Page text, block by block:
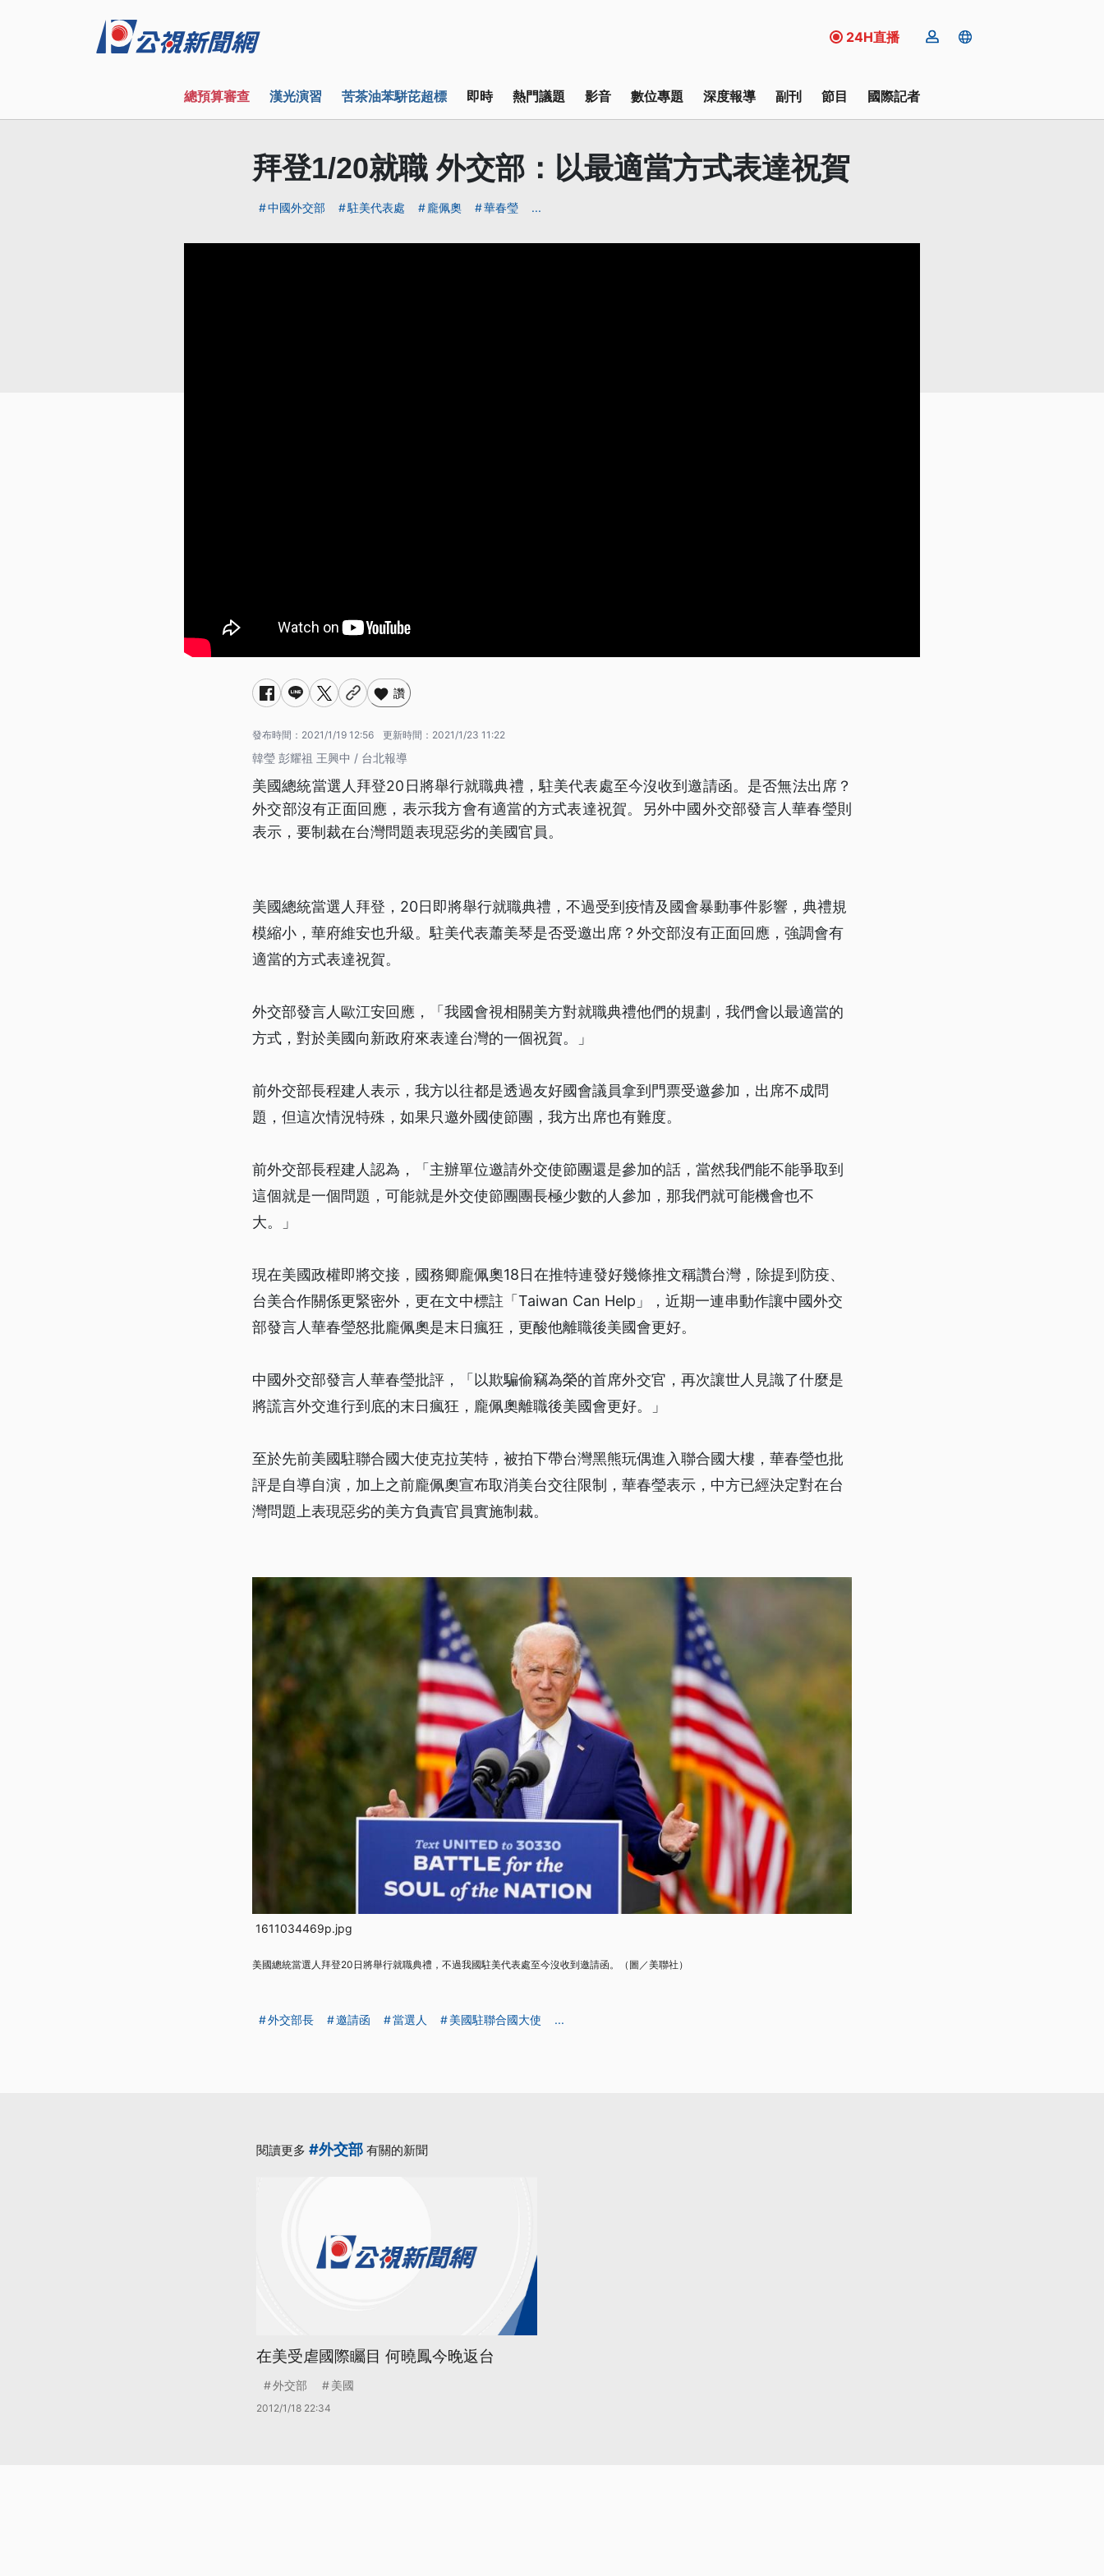
24H直播
總預算審查 漢光演習 苦茶油苯駢芘超標 即時 熱門議題 影音 數位專題 深度報導 副刊 節目 國際記者
拜登1/20就職 外交部：以最適當方式表達祝賀
中國外交部 駐美代表處 龐佩奧 華春瑩 ...
讚
發布時間： 2021/1/19 12:56 更新時間： 2021/1/23 11:22
韓瑩 彭耀祖 王興中 / 台北報導
美國總統當選人拜登20日將舉行就職典禮，駐美代表處至今沒收到邀請函。是否無法出席？
外交部沒有正面回應，表示我方會有適當的方式表達祝賀。另外中國外交部發言人華春瑩則
表示，要制裁在台灣問題表現惡劣的美國官員。
美國總統當選人拜登，20日即將舉行就職典禮，不過受到疫情及國會暴動事件影響，典禮規
模縮小，華府維安也升級。駐美代表蕭美琴是否受邀出席？外交部沒有正面回應，強調會有
適當的方式表達祝賀。
外交部發言人歐江安回應，「我國會視相關美方對就職典禮他們的規劃，我們會以最適當的
方式，對於美國向新政府來表達台灣的一個祝賀。」
前外交部長程建人表示，我方以往都是透過友好國會議員拿到門票受邀參加，出席不成問
題，但這次情況特殊，如果只邀外國使節團，我方出席也有難度。
前外交部長程建人認為，「主辦單位邀請外交使節團還是參加的話，當然我們能不能爭取到
這個就是一個問題，可能就是外交使節團團長極少數的人參加，那我們就可能機會也不
大。」
現在美國政權即將交接，國務卿龐佩奧18日在推特連發好幾條推文稱讚台灣，除提到防疫、
台美合作關係更緊密外，更在文中標註「Taiwan Can Help」，近期一連串動作讓中國外交
部發言人華春瑩怒批龐佩奧是末日瘋狂，更酸他離職後美國會更好。
中國外交部發言人華春瑩批評，「以欺騙偷竊為榮的首席外交官，再次讓世人見識了什麼是
將謊言外交進行到底的末日瘋狂，龐佩奧離職後美國會更好。」
至於先前美國駐聯合國大使克拉芙特，被拍下帶台灣黑熊玩偶進入聯合國大樓，華春瑩也批
評是自導自演，加上之前龐佩奧宣布取消美台交往限制，華春瑩表示，中方已經決定對在台
灣問題上表現惡劣的美方負責官員實施制裁。
1611034469p.jpg
美國總統當選人拜登20日將舉行就職典禮，不過我國駐美代表處至今沒收到邀請函。（圖／美聯社）
外交部長 邀請函 當選人 美國駐聯合國大使 ...
閱讀更多 #外交部 有關的新聞
在美受虐國際矚目 何曉鳳今晚返台
外交部 美國
2012/1/18 22:34